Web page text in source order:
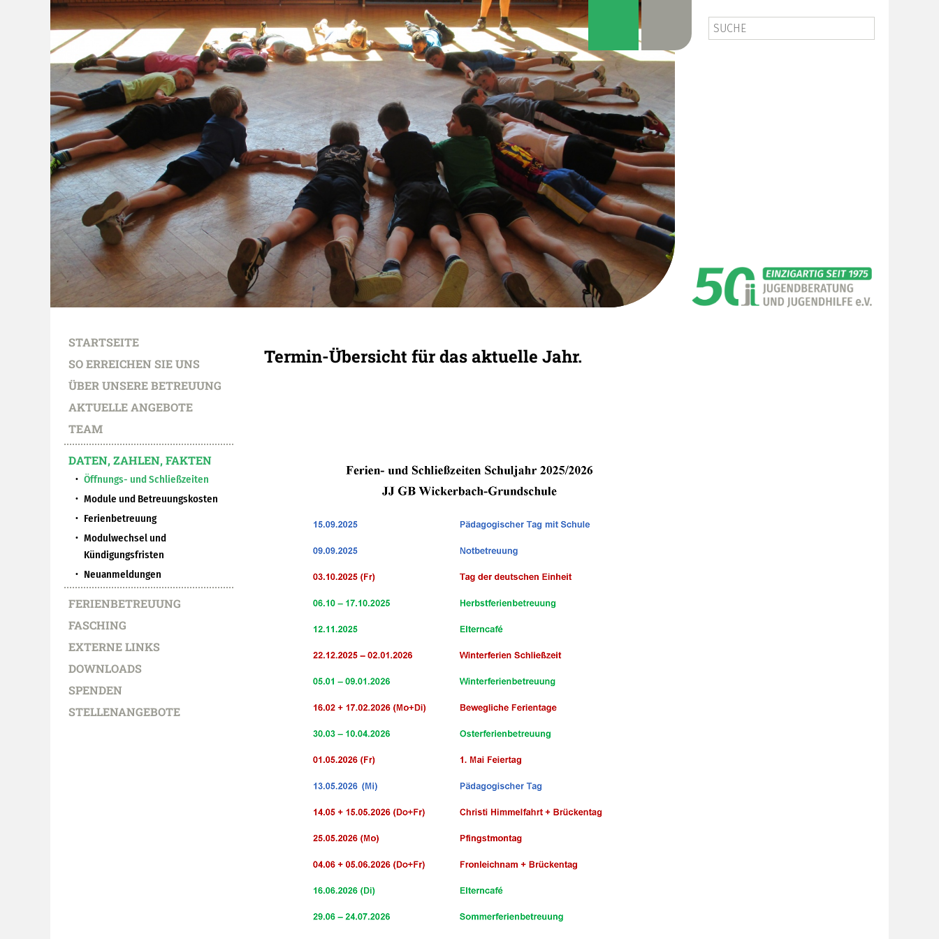
STARTSEITE
SO ERREICHEN SIE UNS
ÜBER UNSERE BETREUUNG
AKTUELLE ANGEBOTE
TEAM
DATEN, ZAHLEN, FAKTEN
Öffnungs- und Schließzeiten
Module und Betreuungskosten
Ferienbetreuung
Modulwechsel und
Kündigungsfristen
Neuanmeldungen
FERIENBETREUUNG
FASCHING
EXTERNE LINKS
DOWNLOADS
SPENDEN
STELLENANGEBOTE
Termin-Übersicht für das aktuelle Jahr.